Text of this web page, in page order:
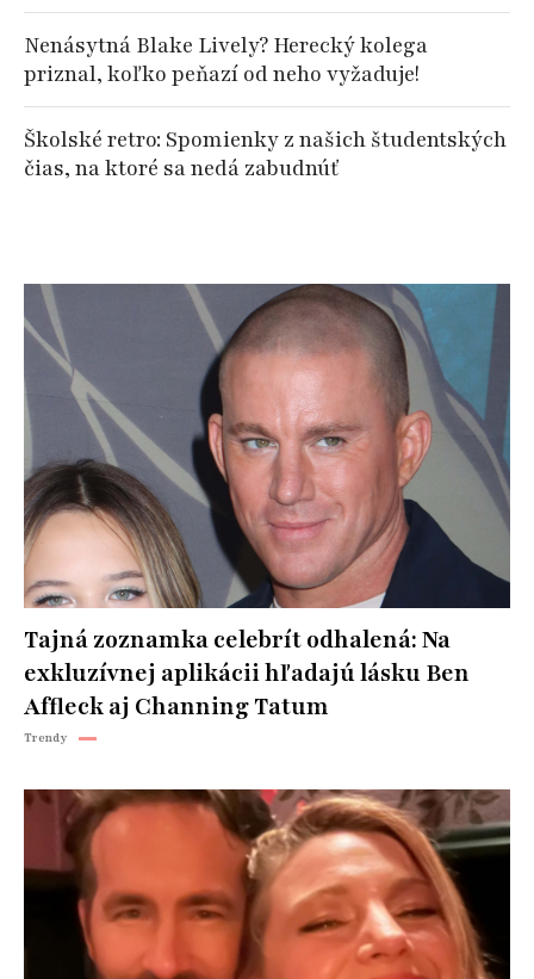
Nenásytná Blake Lively? Herecký kolega
priznal, koľko peňazí od neho vyžaduje!
Školské retro: Spomienky z našich študentských
čias, na ktoré sa nedá zabudnúť
Tajná zoznamka celebrít odhalená: Na
exkluzívnej aplikácii hľadajú lásku Ben
Affleck aj Channing Tatum
Trendy